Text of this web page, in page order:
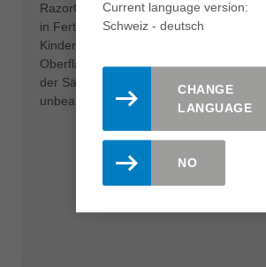
RazorCut Kreissägeblätter machen das
in Fertigschnittqualität bei hohen
Kinderspiel. Unterschiedlichste
Oberflächen lassen sich so perfekt
der Sägeschnitt später noch bekantet
unbearbeitet bleibt.
Current language version:
Schweiz - deutsch
CHANGE
LANGUAGE
NO